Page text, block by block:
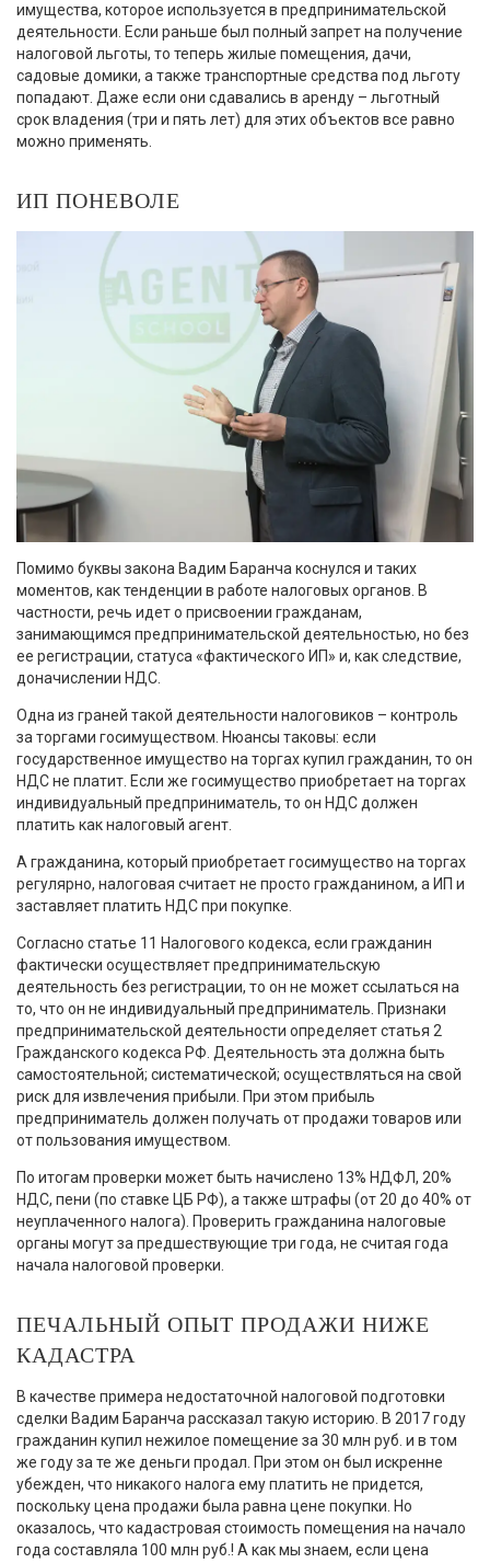
имущества, которое используется в предпринимательской
деятельности. Если раньше был полный запрет на получение
налоговой льготы, то теперь жилые помещения, дачи,
садовые домики, а также транспортные средства под льготу
попадают. Даже если они сдавались в аренду – льготный
срок владения (три и пять лет) для этих объектов все равно
можно применять.
ИП ПОНЕВОЛЕ
Помимо буквы закона Вадим Баранча коснулся и таких
моментов, как тенденции в работе налоговых органов. В
частности, речь идет о присвоении гражданам,
занимающимся предпринимательской деятельностью, но без
ее регистрации, статуса «фактического ИП» и, как следствие,
доначислении НДС.
Одна из граней такой деятельности налоговиков – контроль
за торгами госимуществом. Нюансы таковы: если
государственное имущество на торгах купил гражданин, то он
НДС не платит. Если же госимущество приобретает на торгах
индивидуальный предприниматель, то он НДС должен
платить как налоговый агент.
А гражданина, который приобретает госимущество на торгах
регулярно, налоговая считает не просто гражданином, а ИП и
заставляет платить НДС при покупке.
Согласно статье 11 Налогового кодекса, если гражданин
фактически осуществляет предпринимательскую
деятельность без регистрации, то он не может ссылаться на
то, что он не индивидуальный предприниматель. Признаки
предпринимательской деятельности определяет статья 2
Гражданского кодекса РФ. Деятельность эта должна быть
самостоятельной; систематической; осуществляться на свой
риск для извлечения прибыли. При этом прибыль
предприниматель должен получать от продажи товаров или
от пользования имуществом.
По итогам проверки может быть начислено 13% НДФЛ, 20%
НДС, пени (по ставке ЦБ РФ), а также штрафы (от 20 до 40% от
неуплаченного налога). Проверить гражданина налоговые
органы могут за предшествующие три года, не считая года
начала налоговой проверки.
ПЕЧАЛЬНЫЙ ОПЫТ ПРОДАЖИ НИЖЕ
КАДАСТРА
В качестве примера недостаточной налоговой подготовки
сделки Вадим Баранча рассказал такую историю. В 2017 году
гражданин купил нежилое помещение за 30 млн руб. и в том
же году за те же деньги продал. При этом он был искренне
убежден, что никакого налога ему платить не придется,
поскольку цена продажи была равна цене покупки. Но
оказалось, что кадастровая стоимость помещения на начало
года составляла 100 млн руб.! А как мы знаем, если цена